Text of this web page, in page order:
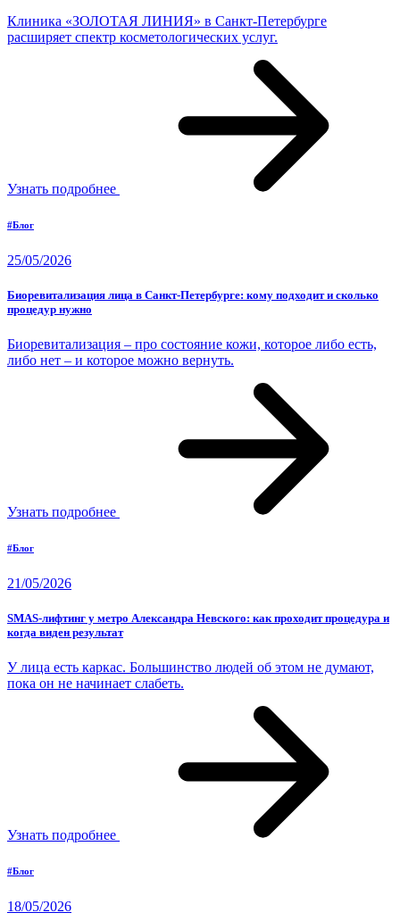
Клиника «ЗОЛОТАЯ ЛИНИЯ» в Санкт-Петербурге
расширяет спектр косметологических услуг.
Узнать подробнее
#Блог
25/05/2026
Биоревитализация лица в Санкт-Петербурге: кому подходит и сколько
процедур нужно
Биоревитализация – про состояние кожи, которое либо есть,
либо нет – и которое можно вернуть.
Узнать подробнее
#Блог
21/05/2026
SMAS-лифтинг у метро Александра Невского: как проходит процедура и
когда виден результат
У лица есть каркас. Большинство людей об этом не думают,
пока он не начинает слабеть.
Узнать подробнее
#Блог
18/05/2026